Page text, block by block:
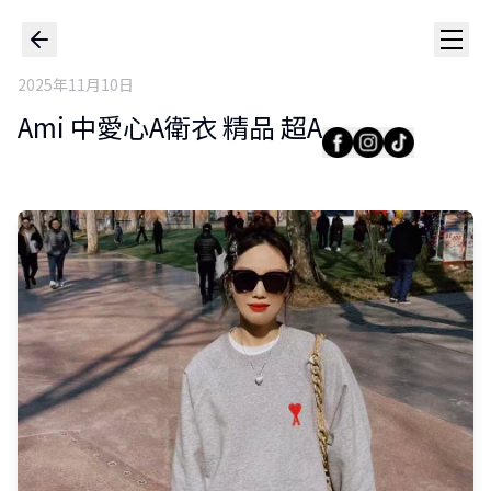
2025年11月10日
Ami 中愛心A衛衣 精品 超A